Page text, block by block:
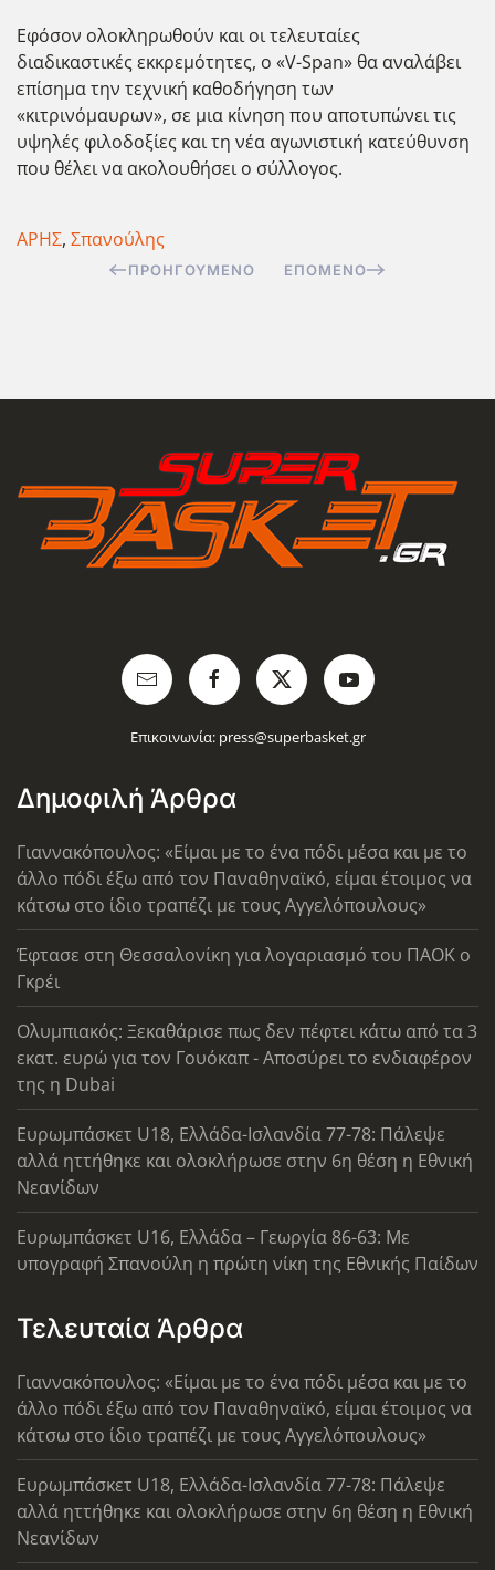
Εφόσον ολοκληρωθούν και οι τελευταίες
διαδικαστικές εκκρεμότητες, ο «V-Span» θα αναλάβει
επίσημα την τεχνική καθοδήγηση των
«κιτρινόμαυρων», σε μια κίνηση που αποτυπώνει τις
υψηλές φιλοδοξίες και τη νέα αγωνιστική κατεύθυνση
που θέλει να ακολουθήσει ο σύλλογος.
ΑΡΗΣ, Σπανούλης
ΠΡΟΗΓΟΎΜΕΝΟ ΕΠΌΜΕΝΟ
Επικοινωνία: press@superbasket.gr
Δημοφιλή Άρθρα
Γιαννακόπουλος: «Είμαι με το ένα πόδι μέσα και με το
άλλο πόδι έξω από τον Παναθηναϊκό, είμαι έτοιμος να
κάτσω στο ίδιο τραπέζι με τους Αγγελόπουλους»
Έφτασε στη Θεσσαλονίκη για λογαριασμό του ΠΑΟΚ ο
Γκρέι
Ολυμπιακός: Ξεκαθάρισε πως δεν πέφτει κάτω από τα 3
εκατ. ευρώ για τον Γουόκαπ - Αποσύρει το ενδιαφέρον
της η Dubai
Ευρωμπάσκετ U18, Ελλάδα-Ισλανδία 77-78: Πάλεψε
αλλά ηττήθηκε και ολοκλήρωσε στην 6η θέση η Εθνική
Νεανίδων
Ευρωμπάσκετ U16, Ελλάδα – Γεωργία 86-63: Με
υπογραφή Σπανούλη η πρώτη νίκη της Εθνικής Παίδων
Τελευταία Άρθρα
Γιαννακόπουλος: «Είμαι με το ένα πόδι μέσα και με το
άλλο πόδι έξω από τον Παναθηναϊκό, είμαι έτοιμος να
κάτσω στο ίδιο τραπέζι με τους Αγγελόπουλους»
Ευρωμπάσκετ U18, Ελλάδα-Ισλανδία 77-78: Πάλεψε
αλλά ηττήθηκε και ολοκλήρωσε στην 6η θέση η Εθνική
Νεανίδων